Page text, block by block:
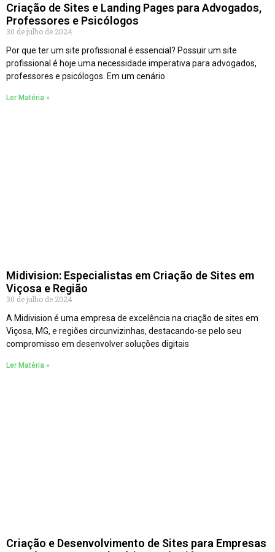
Criação de Sites e Landing Pages para Advogados,
Professores e Psicólogos
30 de julho de 2024
Por que ter um site profissional é essencial? Possuir um site
profissional é hoje uma necessidade imperativa para advogados,
professores e psicólogos. Em um cenário
Ler Matéria »
Midivision: Especialistas em Criação de Sites em
Viçosa e Região
30 de julho de 2024
A Midivision é uma empresa de excelência na criação de sites em
Viçosa, MG, e regiões circunvizinhas, destacando-se pelo seu
compromisso em desenvolver soluções digitais
Ler Matéria »
Criação e Desenvolvimento de Sites para Empresas